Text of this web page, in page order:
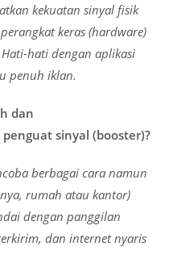
kekuatan sinyal fisik
keras (hardware)
hati dengan aplikasi
penuh iklan.
dan
sinyal (booster)?
berbagai cara namun
rumah atau kantor)
dengan panggilan
dan internet nyaris